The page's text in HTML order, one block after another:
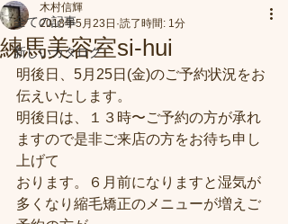
全ての記事
新しいカタログ
練馬美容室si-hui
木村信輝
2018年5月23日 読了時間: 1分
明後日、5月25日(金)のご予約状況をお
伝えいたします。
明後日は、１３時〜ご予約の方が承れ
ますので是非ご来店の方をお待ち申し
上げて
おります。６月前になりますと湿気が
多くなり縮毛矯正のメニューが増えご